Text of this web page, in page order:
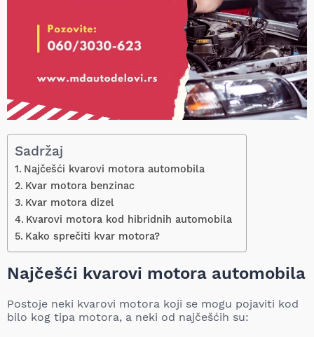
Sadržaj
Najčešći kvarovi motora automobila
Kvar motora benzinac
Kvar motora dizel
Kvarovi motora kod hibridnih automobila
Kako sprečiti kvar motora?
Najčešći kvarovi motora automobila
Postoje neki kvarovi motora koji se mogu pojaviti kod
bilo kog tipa motora, a neki od najčešćih su: